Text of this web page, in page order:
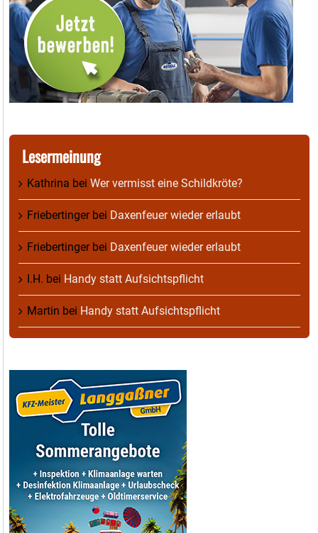
Lesermeinung
Kathrina bei Wer vermisst eine Schildkröte?
Friebertingerbei Daxenfeuer wieder erlaubt
Friebertingerbei Daxenfeuer wieder erlaubt
I.H. bei Handy statt Aufsichtspflicht
Martin bei Handy statt Aufsichtspflicht